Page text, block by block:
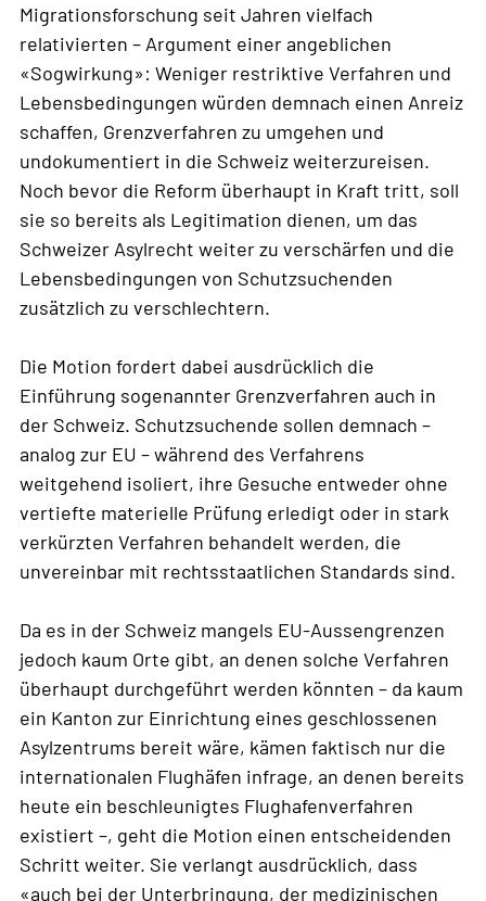
Migrationsforschung seit Jahren vielfach
relativierten – Argument einer angeblichen
«Sogwirkung»: Weniger restriktive Verfahren und
Lebensbedingungen würden demnach einen Anreiz
schaffen, Grenzverfahren zu umgehen und
undokumentiert in die Schweiz weiterzureisen.
Noch bevor die Reform überhaupt in Kraft tritt, soll
sie so bereits als Legitimation dienen, um das
Schweizer Asylrecht weiter zu verschärfen und die
Lebensbedingungen von Schutzsuchenden
zusätzlich zu verschlechtern.
Die Motion fordert dabei ausdrücklich die
Einführung sogenannter Grenzverfahren auch in
der Schweiz. Schutzsuchende sollen demnach –
analog zur EU – während des Verfahrens
weitgehend isoliert, ihre Gesuche entweder ohne
vertiefte materielle Prüfung erledigt oder in stark
verkürzten Verfahren behandelt werden, die
unvereinbar mit rechtsstaatlichen Standards sind.
Da es in der Schweiz mangels EU-Aussengrenzen
jedoch kaum Orte gibt, an denen solche Verfahren
überhaupt durchgeführt werden könnten – da kaum
ein Kanton zur Einrichtung eines geschlossenen
Asylzentrums bereit wäre, kämen faktisch nur die
internationalen Flughäfen infrage, an denen bereits
heute ein beschleunigtes Flughafenverfahren
existiert –, geht die Motion einen entscheidenden
Schritt weiter. Sie verlangt ausdrücklich, dass
«auch bei der Unterbringung, der medizinischen